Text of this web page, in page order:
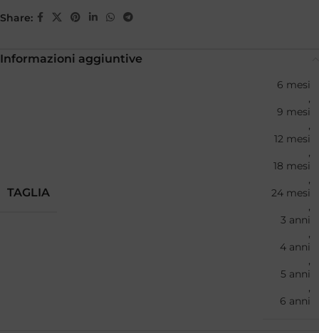
Share:
Informazioni aggiuntive
TAGLIA
6 mesi
,
9 mesi
,
12 mesi
,
18 mesi
,
24 mesi
,
3 anni
,
4 anni
,
5 anni
,
6 anni